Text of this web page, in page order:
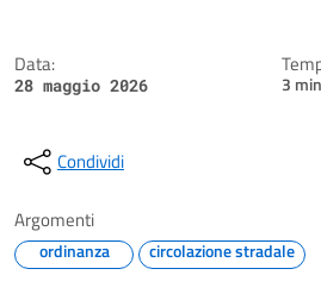
Data:
28 maggio 2026 3 min
Condividi
Argomenti
ordinanza circolazione stradale